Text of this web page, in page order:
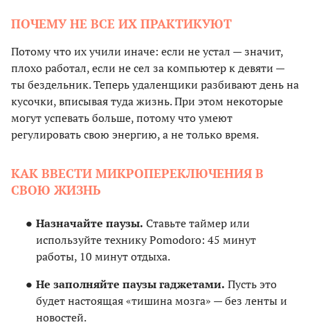
ПОЧЕМУ НЕ ВСЕ ИХ ПРАКТИКУЮТ
Потому что их учили иначе: если не устал — значит,
плохо работал, если не сел за компьютер к девяти —
ты бездельник. Теперь удаленщики разбивают день на
кусочки, вписывая туда жизнь. При этом некоторые
могут успевать больше, потому что умеют
регулировать свою энергию, а не только время.
КАК ВВЕСТИ МИКРОПЕРЕКЛЮЧЕНИЯ В
СВОЮ ЖИЗНЬ
Назначайте паузы. Ставьте таймер или
используйте технику Pomodoro: 45 минут
работы, 10 минут отдыха.
Не заполняйте паузы гаджетами. Пусть это
будет настоящая «тишина мозга» — без ленты и
новостей.